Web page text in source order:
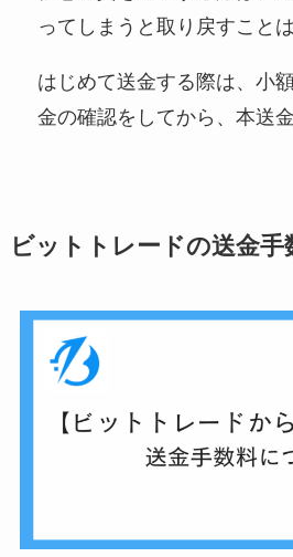
ってしまうと取り戻すこと
はじめて送金する際は、小
金の確認をしてから、本送
ビットトレードの送金手